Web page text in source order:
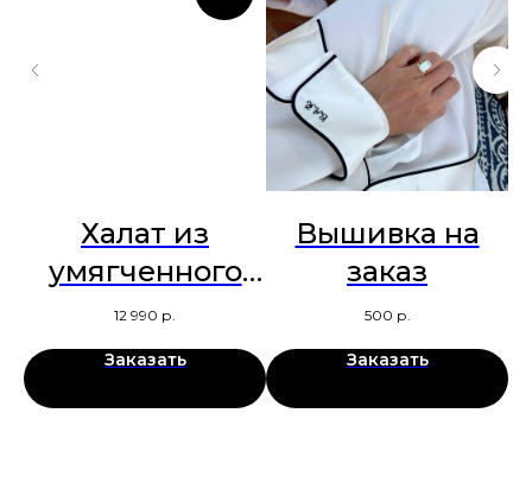
Халат из
умягченного
льна Барби
12 990 р.
Заказать
Вышивка на
заказ
500 р.
Заказать